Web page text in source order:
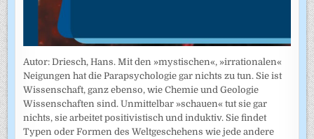
Autor: Driesch, Hans. Mit den »mystischen«, »irrationalen«
Neigungen hat die Parapsychologie gar nichts zu tun. Sie ist
Wissenschaft, ganz ebenso, wie Chemie und Geologie
Wissenschaften sind. Unmittelbar »schauen« tut sie gar
nichts, sie arbeitet positivistisch und induktiv. Sie findet
Typen oder Formen des Weltgeschehens wie jede andere